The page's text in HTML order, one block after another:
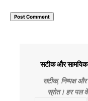
सटीक और
सटीक, निष्पक्ष
स्रोत। हर